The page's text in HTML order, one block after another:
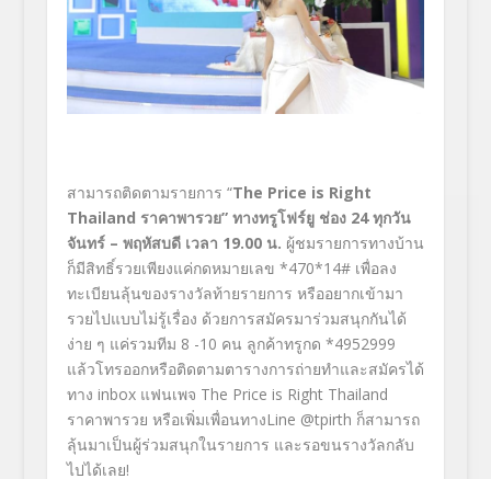
สามารถติดตามรายการ “The Price is Right
Thailand ราคาพารวย” ทางทรูโฟร์ยู ช่อง 24 ทุกวัน
จันทร์ – พฤหัสบดี เวลา 19.00 น. ผู้ชมรายการทางบ้าน
ก็มีสิทธิ์รวยเพียงแค่กดหมายเลข *470*14# เพื่อลง
ทะเบียนลุ้นของรางวัลท้ายรายการ หรืออยากเข้ามา
รวยไปแบบไม่รู้เรื่อง ด้วยการสมัครมาร่วมสนุกกันได้
ง่าย ๆ แค่รวมทีม 8 -10 คน ลูกค้าทรูกด *4952999
แล้วโทรออกหรือติดตามตารางการถ่ายทำและสมัครได้
ทาง inbox แฟนเพจ The Price is Right Thailand
ราคาพารวย หรือเพิ่มเพื่อนทางLine @tpirth ก็สามารถ
ลุ้นมาเป็นผู้ร่วมสนุกในรายการ และรอขนรางวัลกลับ
ไปได้เลย!